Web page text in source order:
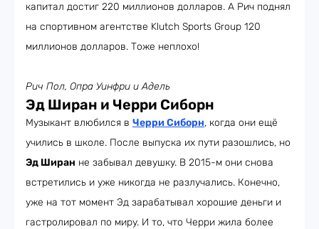
капитал достиг 220 миллионов долларов. А Рич поднял
на спортивном агентстве Klutch Sports Group 120
миллионов долларов. Тоже неплохо!
Рич Пол, Опра Уинфри и Адель
Эд Ширан и Черри Сиборн
Музыкант влюбился в Черри Сиборн, когда они ещё
учились в школе. После выпуска их пути разошлись, но
Эд Ширан не забывал девушку. В 2015-м они снова
встретились и уже никогда не разлучались. Конечно,
уже на тот момент Эд зарабатывал хорошие деньги и
гастролировал по миру. И то, что Черри жила более